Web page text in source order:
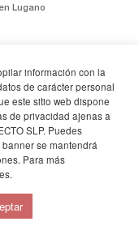
Lugano
información con la
de carácter personal
este sitio web dispone
de privacidad ajenas a
SLP. Puedes
se mantendrá
Para más
.